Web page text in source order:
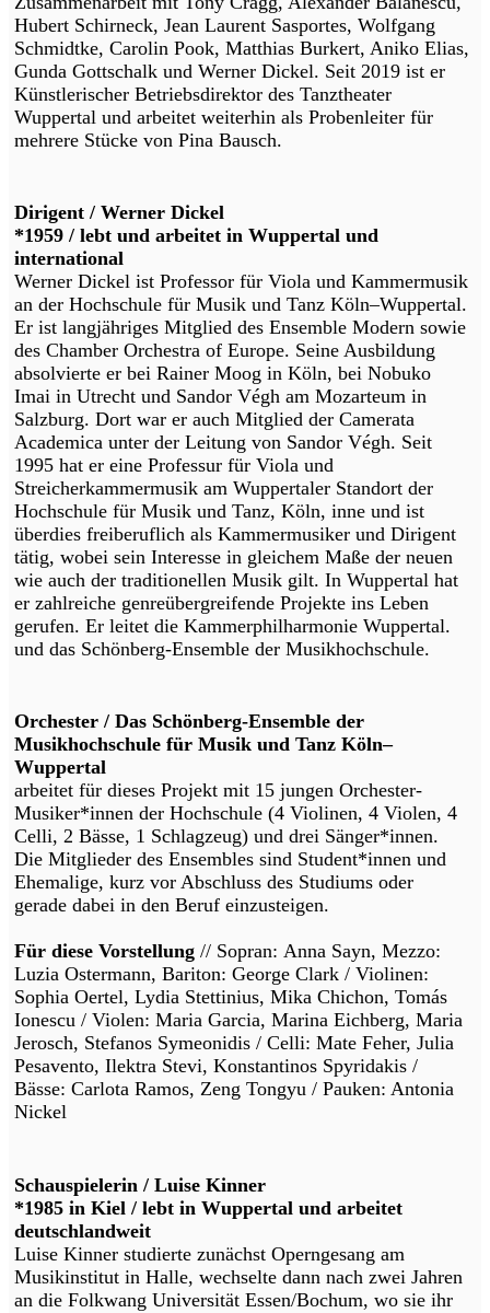
Hubert Schirneck, Jean Laurent Sasportes, Wolfgang
Schmidtke, Carolin Pook, Matthias Burkert, Aniko Elias,
Gunda Gottschalk und Werner Dickel. Seit 2019 ist er
Künstlerischer Betriebsdirektor des Tanztheater
Wuppertal und arbeitet weiterhin als Probenleiter für
mehrere Stücke von Pina Bausch.
Dirigent / Werner Dickel
*1959 / lebt und arbeitet in Wuppertal und
international
Werner Dickel ist Professor für Viola und Kammermusik
an der Hochschule für Musik und Tanz Köln–Wuppertal.
Er ist langjähriges Mitglied des Ensemble Modern sowie
des Chamber Orchestra of Europe. Seine Ausbildung
absolvierte er bei Rainer Moog in Köln, bei Nobuko
Imai in Utrecht und Sandor Végh am Mozarteum in
Salzburg. Dort war er auch Mitglied der Camerata
Academica unter der Leitung von Sandor Végh. Seit
1995 hat er eine Professur für Viola und
Streicherkammermusik am Wuppertaler Standort der
Hochschule für Musik und Tanz, Köln, inne und ist
überdies freiberuflich als Kammermusiker und Dirigent
tätig, wobei sein Interesse in gleichem Maße der neuen
wie auch der traditionellen Musik gilt. In Wuppertal hat
er zahlreiche genreübergreifende Projekte ins Leben
gerufen. Er leitet die Kammerphilharmonie Wuppertal.
und das Schönberg-Ensemble der Musikhochschule.
Orchester / Das Schönberg-Ensemble der
Musikhochschule für Musik und Tanz Köln–
Wuppertal
arbeitet für dieses Projekt mit 15 jungen Orchester-
Musiker*innen der Hochschule (4 Violinen, 4 Violen, 4
Celli, 2 Bässe, 1 Schlagzeug) und drei Sänger*innen.
Die Mitglieder des Ensembles sind Student*innen und
Ehemalige, kurz vor Abschluss des Studiums oder
gerade dabei in den Beruf einzusteigen.
Für diese Vorstellung // Sopran: Anna Sayn, Mezzo:
Luzia Ostermann, Bariton: George Clark / Violinen:
Sophia Oertel, Lydia Stettinius, Mika Chichon, Tomás
Ionescu / Violen: Maria Garcia, Marina Eichberg, Maria
Jerosch, Stefanos Symeonidis / Celli: Mate Feher, Julia
Pesavento, Ilektra Stevi, Konstantinos Spyridakis /
Bässe: Carlota Ramos, Zeng Tongyu / Pauken: Antonia
Nickel
Schauspielerin / Luise Kinner
*1985 in Kiel / lebt in Wuppertal und arbeitet
deutschlandweit
Luise Kinner studierte zunächst Operngesang am
Musikinstitut in Halle, wechselte dann nach zwei Jahren
an die Folkwang Universität Essen/Bochum, wo sie ihr